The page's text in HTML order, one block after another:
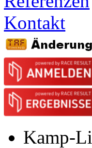
Kontakt
Kamp-